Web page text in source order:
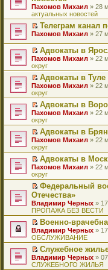
ю
щ
е
н
и
ю
о
о
б
щ
е
н
и
ю
о
м
у
с
о
б
щ
е
н
и
ю
а
н
н
м
у
с
о
о
б
щ
е
н
и
ю
о
ч
и
а
н
н
о
м
у
с
о
о
б
щ
е
н
и
ю
н
е
п
о
и
т
а
н
н
о
м
у
с
о
о
б
щ
е
н
и
ю
в
о
м
у
н
п
р
о
ч
и
т
а
н
н
о
м
у
с
о
о
б
щ
е
н
и
ю
п
е
р
о
м
у
н
е
п
р
о
ч
и
т
а
н
н
о
м
у
с
о
о
б
щ
е
н
и
ю
е
р
е
й
т
к
п
е
р
в
о
м
у
н
е
п
р
о
ч
и
т
а
н
н
о
м
у
с
о
о
б
щ
е
н
и
ю
Пахомов Михаил » 28
актуальных новостей
П
р
е
й
т
и
к
п
е
р
в
о
м
у
н
е
п
р
о
ч
и
а
н
н
о
м
у
с
о
о
б
Телеграм канал
Пахомов Михаил » 27
П
е
р
е
й
т
и
к
п
е
р
в
о
м
у
н
е
п
р
о
ч
и
т
а
н
н
о
м
у
с
Адвокаты в
Пахомов Михаил » 22
округ
П
е
р
е
й
т
и
к
п
е
р
в
о
м
у
н
е
п
р
о
ч
и
т
а
н
н
Адвокаты в Туле
Пахомов Михаил » 22
округ
П
е
р
е
й
т
и
к
п
е
р
в
о
м
у
н
е
п
р
о
ч
и
Адвокаты в
Пахомов Михаил » 22
округ
П
е
р
е
й
т
и
к
п
е
р
в
о
м
у
н
е
п
р
Адвокаты в
Пахомов Михаил » 22
округ
П
е
р
е
й
т
и
к
п
е
р
в
о
м
у
Адвокаты в
Пахомов Михаил » 22
округ
П
е
р
е
й
т
и
к
п
е
р
Федеральный
Отечества»
Владимир Черных »
ПРОПАЖА БЕЗ ВЕСТИ
П
е
р
е
й
т
Военно-
Владимир Черных »
ОБСЛУЖИВАНИЕ
П
е
Служебное
Владимир Черных »
СЛУЖЕБНОГО ЖИЛЬЯ